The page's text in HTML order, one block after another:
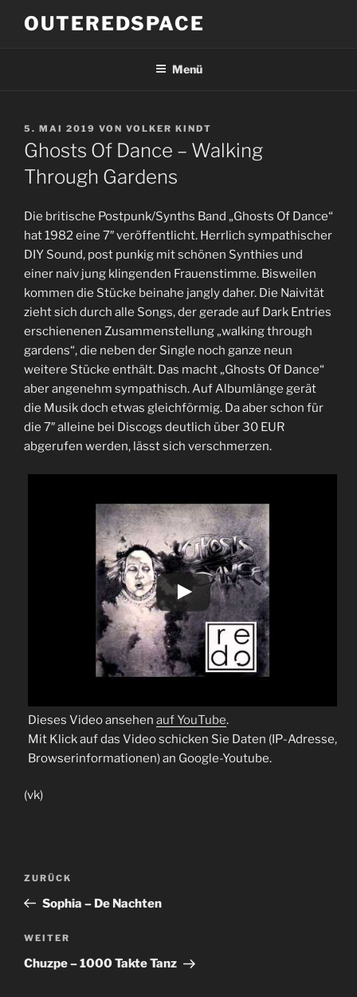
InhaltOUTEREDSPACE
Menü
VERÖFFENTLICHT
AM
5. MAI 2019 VON VOLKER KINDT
Ghosts Of Dance – Walking
Through Gardens
Die britische Postpunk/Synths Band „Ghosts Of Dance“
hat 1982 eine 7″ veröffentlicht. Herrlich sympathischer
DIY Sound, post punkig mit schönen Synthies und
einer naiv jung klingenden Frauenstimme. Bisweilen
kommen die Stücke beinahe jangly daher. Die Naivität
zieht sich durch alle Songs, der gerade auf Dark Entries
erschienenen Zusammenstellung „walking through
gardens“, die neben der Single noch ganze neun
weitere Stücke enthält. Das macht „Ghosts Of Dance“
aber angenehm sympathisch. Auf Albumlänge gerät
die Musik doch etwas gleichförmig. Da aber schon für
die 7″ alleine bei Discogs deutlich über 30 EUR
abgerufen werden, lässt sich verschmerzen.
Dieses Video ansehen auf YouTube.
Mit Klick auf das Video schicken Sie Daten (IP-Adresse,
Browserinformationen) an Google-Youtube.
(vk)
Beitragsnavigation
Vorheriger
Beitrag
ZURÜCK
Sophia – De Nachten
Nächster
Beitrag
WEITER
Chuzpe – 1000 Takte Tanz